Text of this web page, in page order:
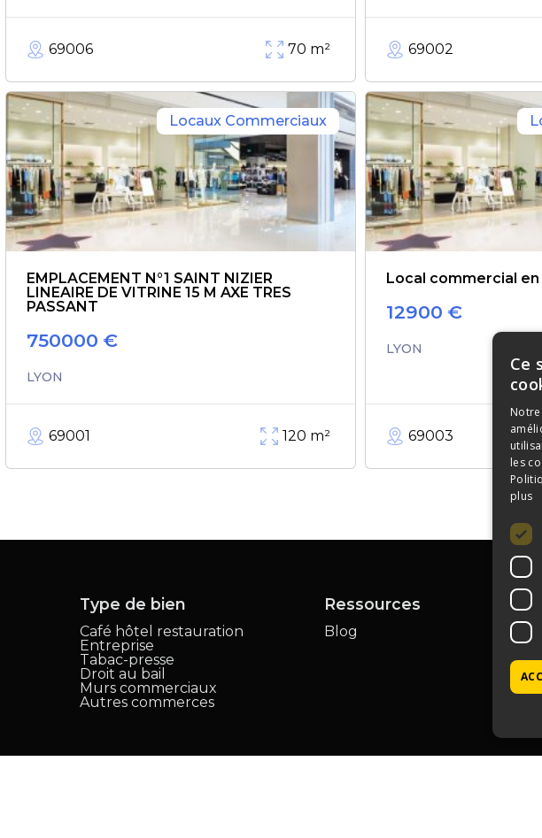
69006 70 m² 69002
Locaux Commerciaux
EMPLACEMENT N°1 SAINT NIZIER
LINEAIRE DE VITRINE 15 M AXE TRES
PASSANT
750000 €
LYON
69001 120 m²
Local commercial
12900 €
LYON
69003
Type de bien
Café hôtel restauration
Entreprise
Tabac-presse
Droit au bail
Murs commerciaux
Autres commerces
Ressources
Blog
04
134
Lyon
Ce
les
plus